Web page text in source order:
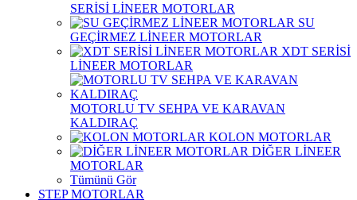
SERİSİ LİNEER MOTORLAR
SU
GEÇİRMEZ LİNEER MOTORLAR
XDT SERİSİ
LİNEER MOTORLAR
MOTORLU TV SEHPA VE KARAVAN
KALDIRAÇ
KOLON MOTORLAR
DİĞER LİNEER
MOTORLAR
Tümünü Gör
STEP MOTORLAR